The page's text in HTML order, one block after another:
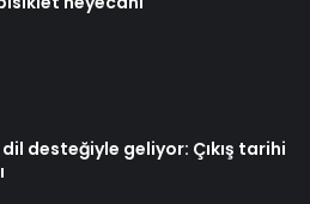
desteğiyle geliyor: Çıkış tarihi